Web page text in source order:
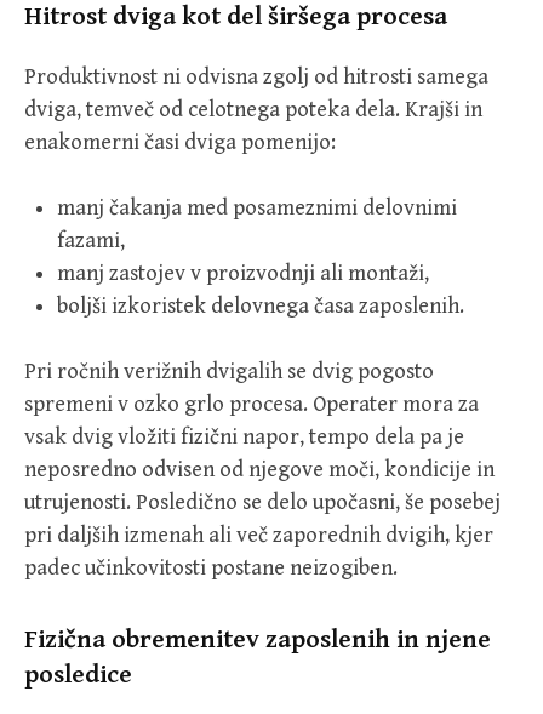
Hitrost dviga kot del širšega procesa
Produktivnost ni odvisna zgolj od hitrosti samega
dviga, temveč od celotnega poteka dela. Krajši in
enakomerni časi dviga pomenijo:
manj čakanja med posameznimi delovnimi
fazami,
manj zastojev v proizvodnji ali montaži,
boljši izkoristek delovnega časa zaposlenih.
Pri ročnih verižnih dvigalih se dvig pogosto
spremeni v ozko grlo procesa. Operater mora za
vsak dvig vložiti fizični napor, tempo dela pa je
neposredno odvisen od njegove moči, kondicije in
utrujenosti. Posledično se delo upočasni, še posebej
pri daljših izmenah ali več zaporednih dvigih, kjer
padec učinkovitosti postane neizogiben.
Fizična obremenitev zaposlenih in njene
posledice